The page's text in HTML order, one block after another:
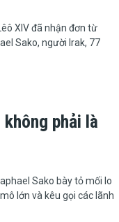
XIV đã nhận đơn từ
Sako, người Irak, 77
phải là
Sako bày tỏ mối lo
lớn và kêu gọi các lãnh